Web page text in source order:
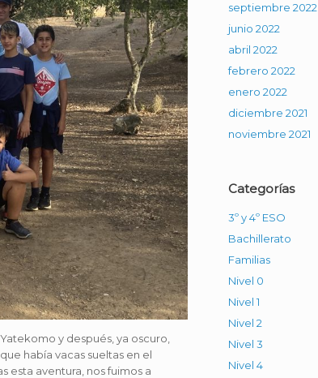
y después, ya oscuro,
había vacas sueltas en el
esta aventura, nos fuimos a
septiembre 2022
junio 2022
abril 2022
febrero 2022
enero 2022
diciembre 2021
noviembre 2021
Categorías
3º y 4º ESO
Bachillerato
Familias
Nivel 0
Nivel 1
Nivel 2
Nivel 3
Nivel 4